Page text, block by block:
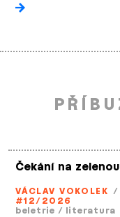
Čekání na zelenou
VÁCLAV VOKOLEK /
#12/2026
beletrie / literatura